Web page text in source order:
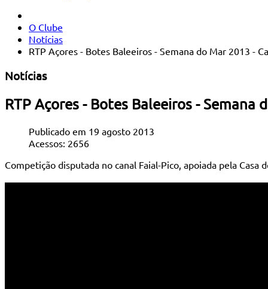
O Clube
Notícias
RTP Açores - Botes Baleeiros - Semana do Mar 2013 -
Notícias
RTP Açores - Botes Baleeiros - Semana
Publicado em 19 agosto 2013
Acessos: 2656
Competição disputada no canal Faial-Pico, apoiada pela Casa